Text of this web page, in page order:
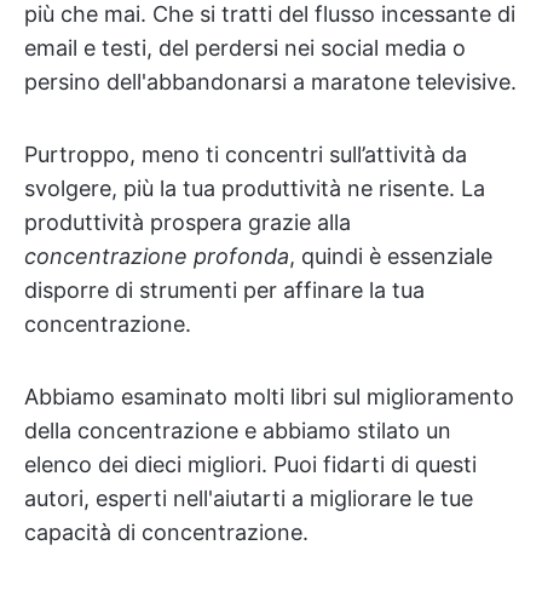
più che mai. Che si tratti del flusso incessante di
email e testi, del perdersi nei social media o
persino dell'abbandonarsi a maratone televisive.
Purtroppo, meno ti concentri sull’attività da
svolgere, più la tua produttività ne risente. La
produttività prospera grazie alla
concentrazione profonda, quindi è essenziale
disporre di strumenti per affinare la tua
concentrazione.
Abbiamo esaminato molti libri sul miglioramento
della concentrazione e abbiamo stilato un
elenco dei dieci migliori. Puoi fidarti di questi
autori, esperti nell'aiutarti a migliorare le tue
capacità di concentrazione.